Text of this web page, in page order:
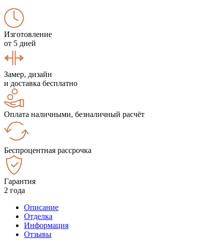
Изготовление
от 5 дней
Замер, дизайн
и доставка бесплатно
Оплата наличными, безналичный расчёт
Беспроцентная рассрочка
Гарантия
2 года
Описание
Отделка
Информация
Отзывы